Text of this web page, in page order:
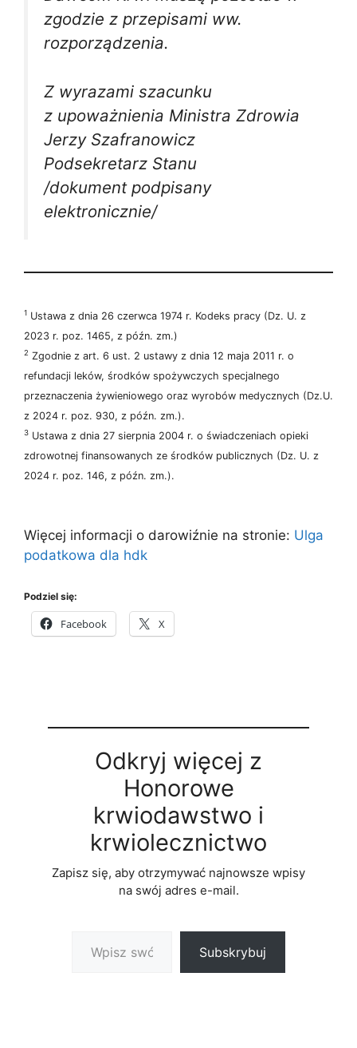
zgodzie z przepisami ww.
rozporządzenia.
Z wyrazami szacunku
z upoważnienia Ministra Zdrowia
Jerzy Szafranowicz
Podsekretarz Stanu
/dokument podpisany
elektronicznie/
1 Ustawa z dnia 26 czerwca 1974 r. Kodeks pracy (Dz. U. z
2023 r. poz. 1465, z późn. zm.)
2 Zgodnie z art. 6 ust. 2 ustawy z dnia 12 maja 2011 r. o
refundacji leków, środków spożywczych specjalnego
przeznaczenia żywieniowego oraz wyrobów medycznych (Dz.U.
z 2024 r. poz. 930, z późn. zm.).
3 Ustawa z dnia 27 sierpnia 2004 r. o świadczeniach opieki
zdrowotnej finansowanych ze środków publicznych (Dz. U. z
2024 r. poz. 146, z późn. zm.).
Więcej informacji o darowiźnie na stronie: Ulga
podatkowa dla hdk
Podziel się:
Facebook X
Odkryj więcej z
Honorowe
krwiodawstwo i
krwiolecznictwo
Zapisz się, aby otrzymywać najnowsze wpisy
na swój adres e-mail.
Subskrybuj